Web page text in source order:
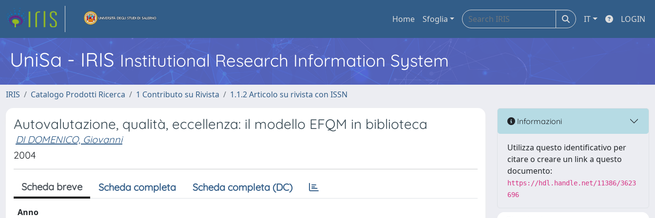
Home Sfoglia IT LOGIN
UniSa - IRIS Institutional Research Information System
IRIS Catalogo Prodotti Ricerca 1 Contributo su Rivista 1.1.2 Articolo su rivista con ISSN
Autovalutazione, qualità, eccellenza: il modello EFQM in biblioteca
DI DOMENICO, Giovanni
2004
Scheda breve Scheda completa Scheda completa (DC)
Anno
Informazioni
Utilizza questo identificativo per
citare o creare un link a questo
documento:
https://hdl.handle.net/11386/3623
696